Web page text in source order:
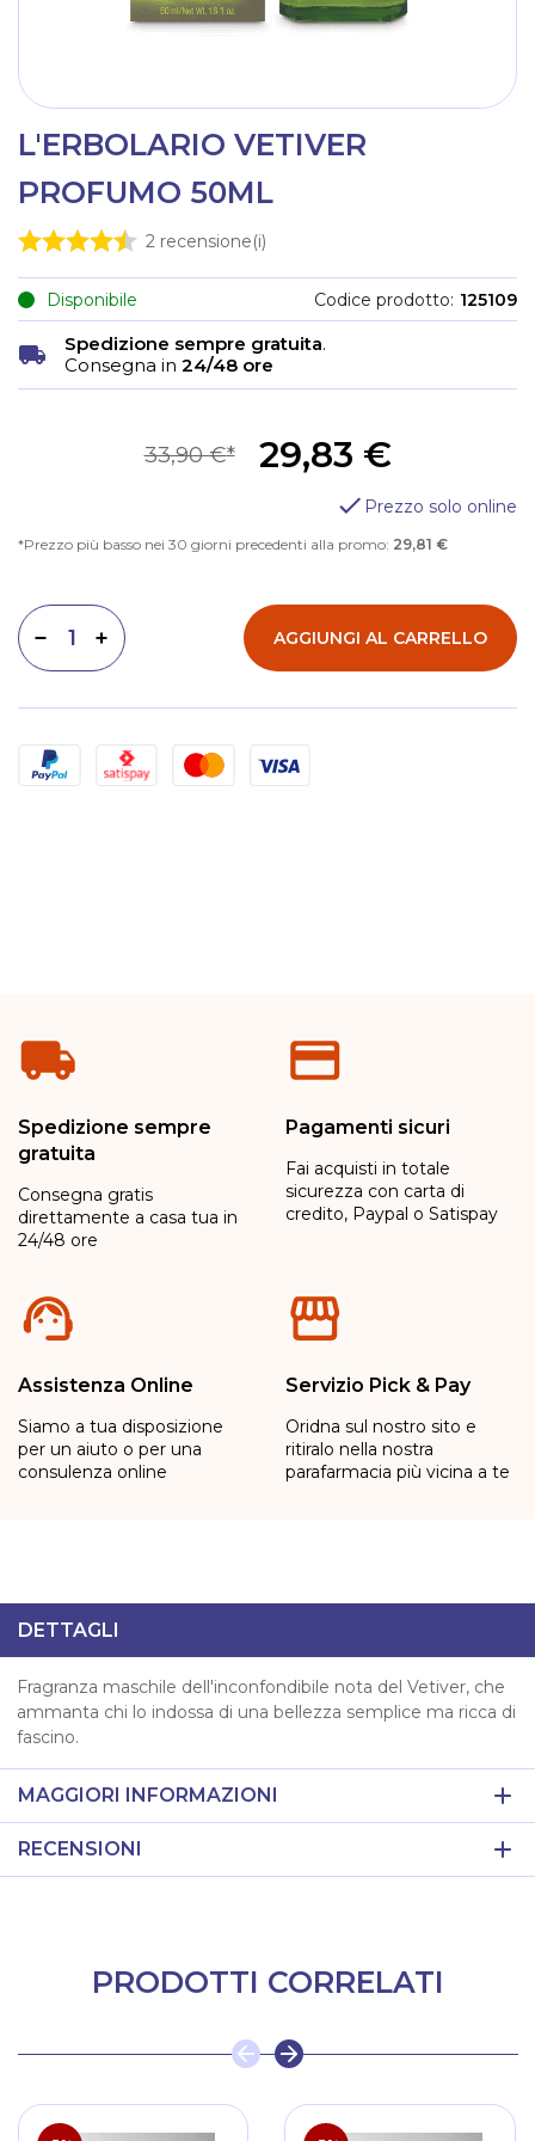
L'ERBOLARIO VETIVER
PROFUMO 50ML
2 recensione(i)
Disponibile Codice prodotto 125109
Spedizione sempre gratuita.
Consegna in 24/48 ore
29,83 €
33,90 €
Prezzo solo online
Prezzo più basso nei 30 giorni precedenti alla promo: 29,81 €
Aumenta quantità
Diminuisci quantità AGGIUNGI AL CARRELLO
Metodi di pagamento
Spedizione sempre
gratuita
Consegna gratis
direttamente a casa tua in
24/48 ore
Pagamenti sicuri
Fai acquisti in totale
sicurezza con carta di
credito, Paypal o Satispay
Assistenza Online
Siamo a tua disposizione
per un aiuto o per una
consulenza online
Servizio Pick & Pay
Oridna sul nostro sito e
ritiralo nella nostra
parafarmacia più vicina a te
DETTAGLI
Fragranza maschile dell'inconfondibile nota del Vetiver, che
ammanta chi lo indossa di una bellezza semplice ma ricca di
fascino.
MAGGIORI INFORMAZIONI
RECENSIONI
PRODOTTI CORRELATI